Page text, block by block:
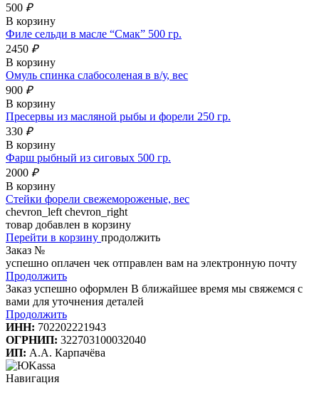
500 ₽
В корзину
Филе сельди в масле “Смак” 500 гр.
2450 ₽
В корзину
Омуль спинка слабосоленая в в/у, вес
900 ₽
В корзину
Пресервы из масляной рыбы и форели 250 гр.
330 ₽
В корзину
Фарш рыбный из сиговых 500 гр.
2000 ₽
В корзину
Стейки форели свежемороженые, вес
chevron_left chevron_right
товар добавлен в корзину
Перейти в корзину продолжить
Заказ №
успешно оплачен чек отправлен вам на электронную почту
Продолжить
Заказ успешно оформлен В ближайшее время мы свяжемся с
вами для уточнения деталей
Продолжить
ИНН: 702202221943
ОГРНИП: 322703100032040
ИП: А.А. Карпачёва
Навигация